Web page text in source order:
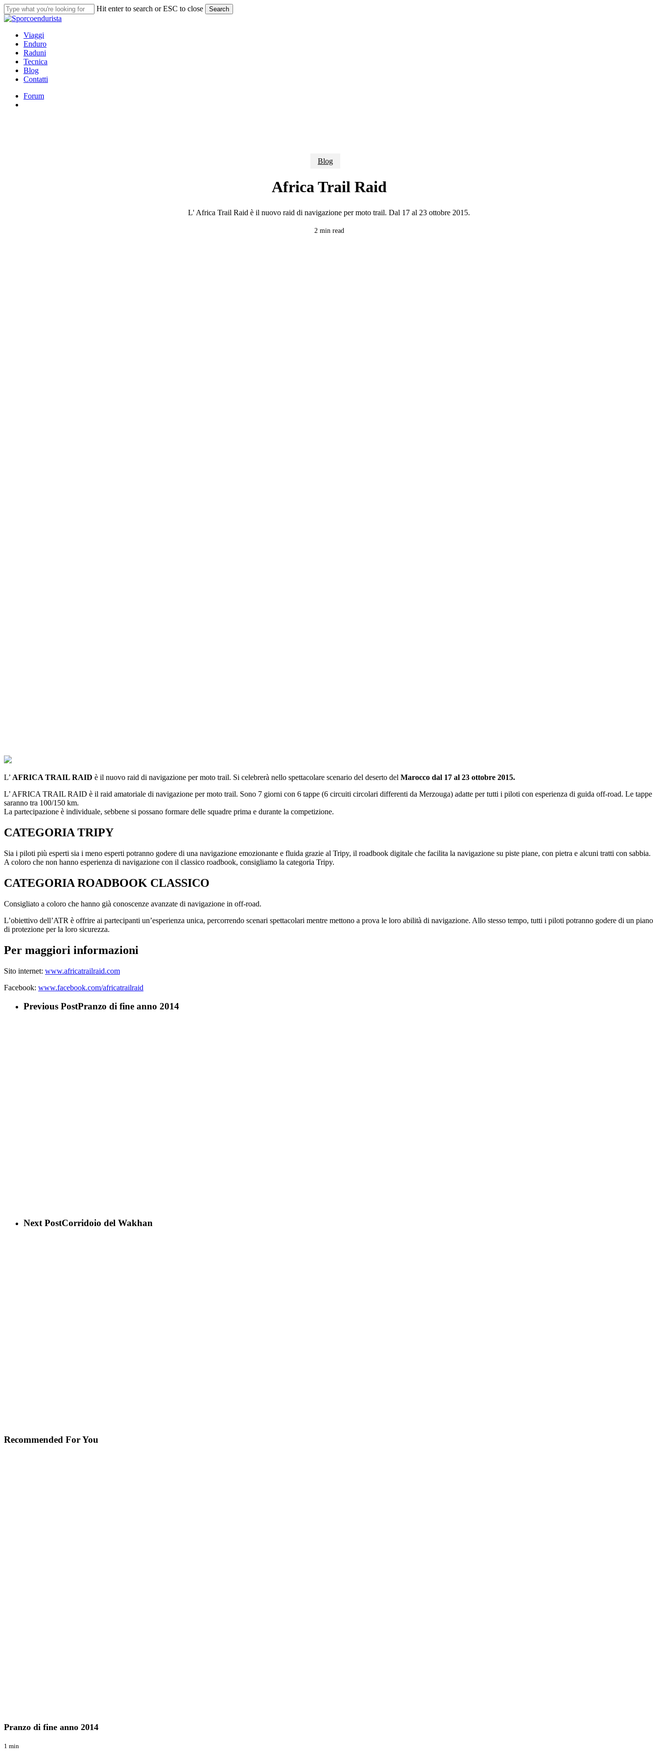
Skip
to
main
content
Hit enter to search or ESC to close Search
Close
search
Menu
Viaggi
Enduro
Raduni
Tecnica
Blog
Contatti
Forum
Blog
Africa Trail Raid
L' Africa Trail Raid è il nuovo raid di navigazione per moto trail. Dal 17 al 23 ottobre 2015.
2 min read
L’ AFRICA TRAIL RAID è il nuovo raid di navigazione per moto trail. Si celebrerà nello spettacolare scenario del deserto del Marocco dal 17 al 23 ottobre 2015.
L’ AFRICA TRAIL RAID è il raid amatoriale di navigazione per moto trail. Sono 7 giorni con 6 tappe (6 circuiti circolari differenti da Merzouga) adatte per tutti i piloti con esperienza di guida off-road. Le tappe
saranno tra 100/150 km.
La partecipazione è individuale, sebbene si possano formare delle squadre prima e durante la competizione.
CATEGORIA TRIPY
Sia i piloti più esperti sia i meno esperti potranno godere di una navigazione emozionante e fluida grazie al Tripy, il roadbook digitale che facilita la navigazione su piste piane, con pietra e alcuni tratti con sabbia.
A coloro che non hanno esperienza di navigazione con il classico roadbook, consigliamo la categoria Tripy.
CATEGORIA ROADBOOK CLASSICO
Consigliato a coloro che hanno già conoscenze avanzate di navigazione in off-road.
L’obiettivo dell’ATR è offrire ai partecipanti un’esperienza unica, percorrendo scenari spettacolari mentre mettono a prova le loro abilità di navigazione. Allo stesso tempo, tutti i piloti potranno godere di un piano
di protezione per la loro sicurezza.
Per maggiori informazioni
Sito internet: www.africatrailraid.com
Facebook: www.facebook.com/africatrailraid
Previous PostPranzo di fine anno 2014
Next PostCorridoio del Wakhan
Recommended For You
fine
2014
Pranzo di fine anno 2014
1 min